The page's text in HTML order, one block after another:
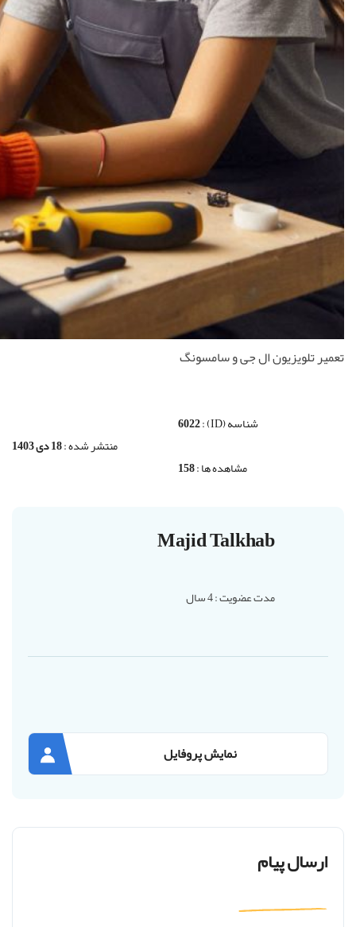
تعمیر تلویزیون ال جی و سامسونگ
شناسه (ID) :
6022
منتشر شده :18 دی 1403
مشاهده ها :158
Majid Talkhab
مدت عضویت : 4 سال
نمایش پروفایل
ارسال پیام